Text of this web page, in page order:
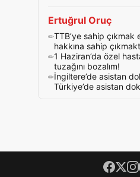
Ertuğrul Oruç
TTB’ye sahip çıkmak
hakkına sahip
1 Haziran’da özel
tuzağını bozalım!
İngiltere’de asistan
Türkiye’de asistan